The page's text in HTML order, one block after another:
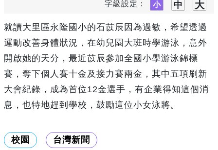
字級設定：
就讀大里區永隆國小的石苡辰因為過敏，希望透過
運動改善身體狀況，在幼兒園大班時學游泳，意外
開啟她的天分，最近苡辰參加全國小學游泳錦標
賽，奪下個人賽十金及接力賽兩金，其中五項刷新
大會紀錄，成為首位12金選手，有企業得知這個消
息，也特地趕到學校，鼓勵這位小女泳將。
校園 台灣新聞